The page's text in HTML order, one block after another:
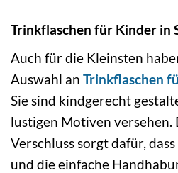
Trinkflaschen für Kinder in
Auch für die Kleinsten
Auswahl an Trinkflaschen
Sie sind kindgerecht
lustigen Motiven versehen.
Verschluss sorgt dafür,
und die einfache